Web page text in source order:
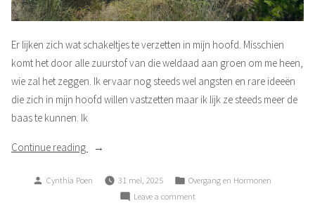
Er lijken zich wat schakeltjes te verzetten in mijn hoofd. Misschien
komt het door alle zuurstof van die weldaad aan groen om me heen,
wie zal het zeggen. Ik ervaar nog steeds wel angsten en rare ideeën
die zich in mijn hoofd willen vastzetten maar ik lijk ze steeds meer de
baas te kunnen. Ik
Continue reading “Schakeltjes”
Posted
Cynthia Poen 31 mei, 2025
Posted
in
Overgang en Hormonen
Leave a commenton